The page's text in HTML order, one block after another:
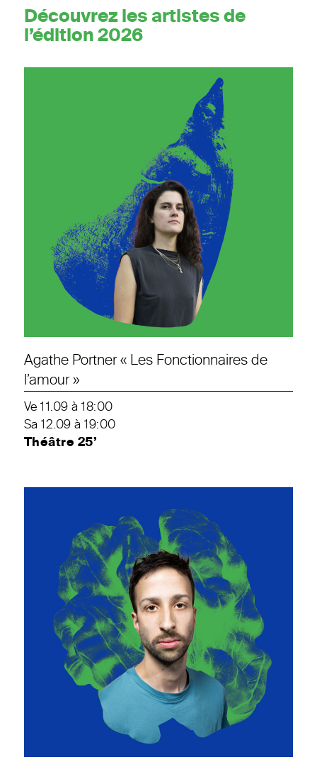
Découvrez les artistes de
l’édition 2026
Agathe Portner « Les Fonctionnaires de
l’amour »
Ve 11.09 à 18:00
Sa 12.09 à 19:00
Théâtre 25’